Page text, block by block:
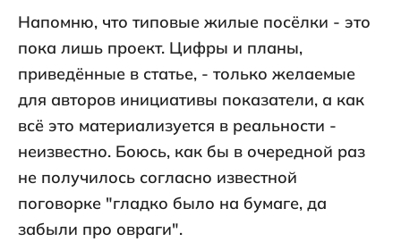
Напомню, что типовые жилые посёлки - это
пока лишь проект. Цифры и планы,
приведённые в статье, - только желаемые
для авторов инициативы показатели, а как
всё это материализуется в реальности -
неизвестно. Боюсь, как бы в очередной раз
не получилось согласно известной
поговорке "гладко было на бумаге, да
забыли про овраги".